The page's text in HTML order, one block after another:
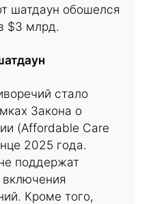
шатдаун обошелся
$3 млрд.
стало
Закона о
(Affordable Care
2025 года.
поддержат
Кроме того,